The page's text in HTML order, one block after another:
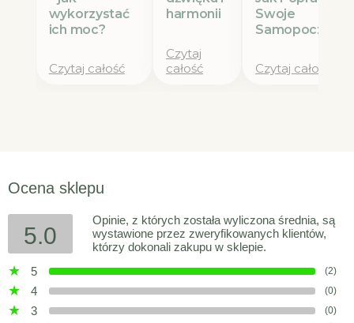
wykorzystać
ich moc?
Czytaj całość
harmonii
Czytaj
całość
Swoje
Samopoczucie
Czytaj całość
Ocena sklepu
5.0
Opinie, z których została wyliczona średnia, są
wystawione przez zweryfikowanych klientów,
którzy dokonali zakupu w sklepie.
5
(2)
4 (0)
3 (0)